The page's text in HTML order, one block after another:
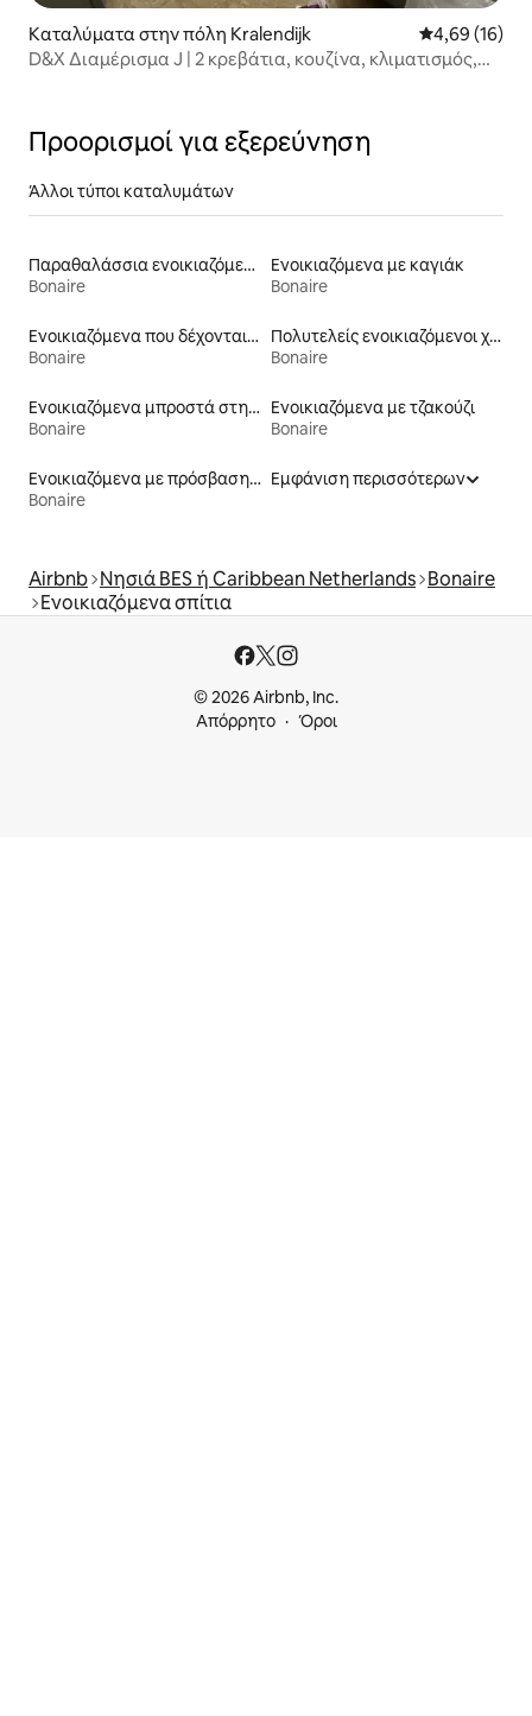
Καταλύματα στην πόλη Kralendijk Μέση
4,69 (16)
D&X Διαμέρισμα J | 2 κρεβάτια, κουζίνα, κλιματισμός,
Προορισμοί για εξερεύνηση
Άλλοι τύποι καταλυμάτων
Παραθαλάσσια ενοικιαζόμενα
Bonaire
Ενοικιαζόμενα με καγιάκ
Bonaire
Ενοικιαζόμενα που δέχονται κατοικίδια
Bonaire
Πολυτελείς ενοικιαζόμενοι χώροι
Bonaire
Ενοικιαζόμενα μπροστά στη θάλασσα
Bonaire
Ενοικιαζόμενα με τζακούζι
Bonaire
Ενοικιαζόμενα με πρόσβαση σε παραλία
Bonaire
Εμφάνιση περισσότερων
Airbnb Νησιά BES ή Caribbean Netherlands Bonaire
Ενοικιαζόμενα σπίτια
© 2026 Airbnb, Inc.
Απόρρητο
Όροι